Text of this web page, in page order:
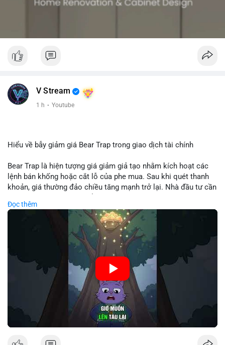
V Stream
1 h · Youtube
Hiểu về bẫy giảm giá Bear Trap trong giao dịch tài chính
Bear Trap là hiện tượng giá giảm giả tạo nhằm kích hoạt các
lệnh bán khống hoặc cắt lỗ của phe mua. Sau khi quét thanh
khoản, giá thường đảo chiều tăng mạnh trở lại. Nhà đầu tư cần
hóa điểm vào lệnh.
🎥 Xem video trực tiếp tại:
Nguồn: Cú Thông Thái
Đọc thêm